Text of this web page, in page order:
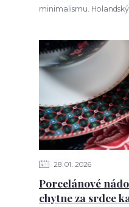
minimalismu.
28 01 2026
Porcelánové
chytne za srdce